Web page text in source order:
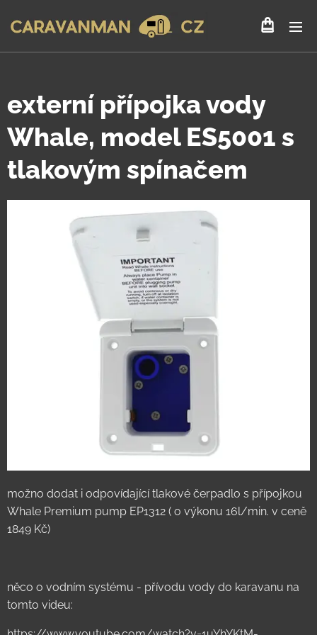
externí přípojka vody
Whale, model ES5001 s
tlakovým spínačem
možno dodat i odpovídající tlakové čerpadlo s přípojkou
Whale Premium pump EP1312 ( o výkonu 16l/min. v ceně
1849 Kč)
něco o vodním systému - přívodu vody do karavanu na
tomto videu: